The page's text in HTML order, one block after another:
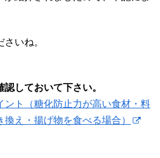
いね。
しておいて下さい。
ント（糖化防止力が高い食材・料
え・揚げ物を食べる場合）